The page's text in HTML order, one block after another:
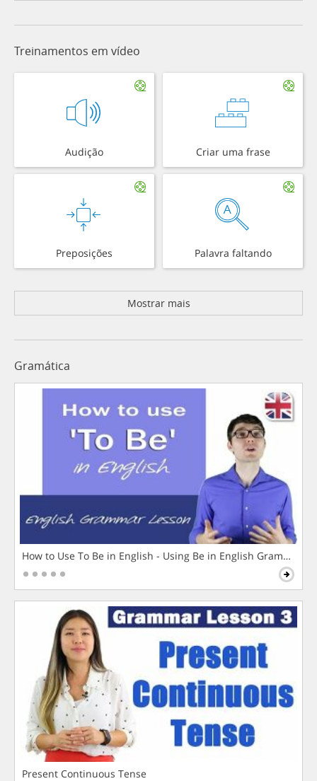
Treinamentos em vídeo
Audição Criar uma frase
Preposições Palavra faltando
Mostrar mais
Gramática
How to Use To Be in English - Using Be in English Grammar
Present Continuous Tense